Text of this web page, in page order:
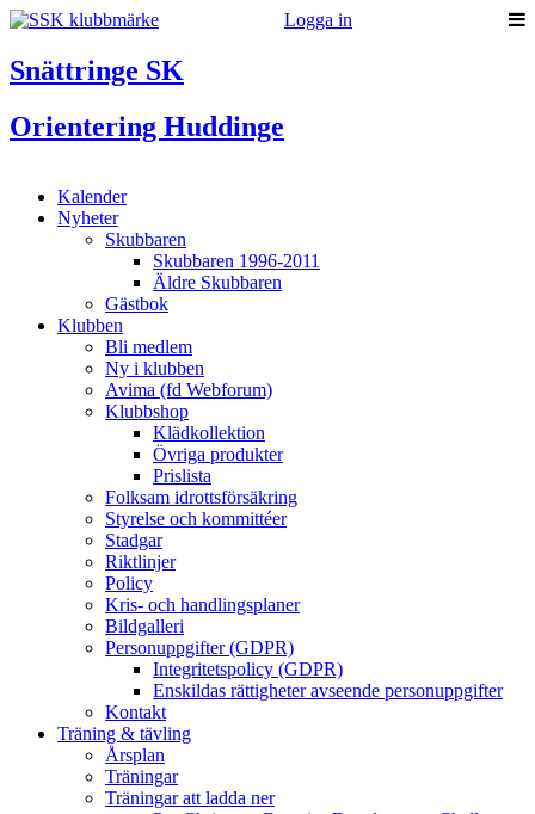
Logga in
Snättringe SK
Orientering Huddinge
Kalender
Nyheter
Skubbaren
Skubbaren 1996-2011
Äldre Skubbaren
Gästbok
Klubben
Bli medlem
Ny i klubben
Avima (fd Webforum)
Klubbshop
Klädkollektion
Övriga produkter
Prislista
Folksam idrottsförsäkring
Styrelse och kommittéer
Stadgar
Riktlinjer
Policy
Kris- och handlingsplaner
Bildgalleri
Personuppgifter (GDPR)
Integritetspolicy (GDPR)
Enskildas rättigheter avseende personuppgifter
Kontakt
Träning & tävling
Årsplan
Träningar
Träningar att ladda ner